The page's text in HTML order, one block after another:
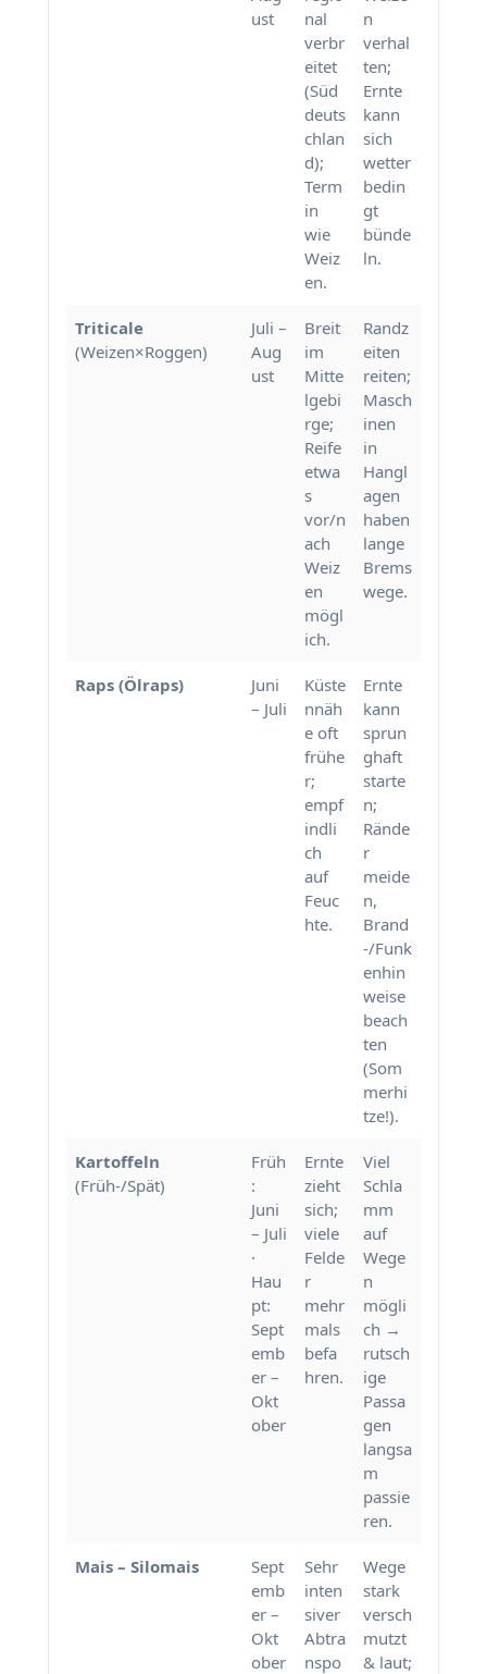
ust
nal
verbr
eitet
(Süd
deuts
chlan
d);
Term
in
wie
Weiz
en.
n
verhal
ten;
Ernte
kann
sich
wetter
bedin
gt
bünde
ln.
Triticale
(Weizen×Roggen)
Juli –
Aug
ust
Breit
im
Mitte
lgebi
rge;
Reife
etwa
s
vor/n
ach
Weiz
en
mögl
ich.
Randz
eiten
reiten;
Masch
inen
in
Hangl
agen
haben
lange
Brems
wege.
Raps (Ölraps)
Juni
– Juli
Küste
nnäh
e oft
frühe
r;
empf
indli
ch
auf
Feuc
hte.
Ernte
kann
sprun
ghaft
starte
n;
Rände
r
meide
n,
Brand
-/Funk
enhin
weise
beach
ten
(Som
merhi
tze!).
Kartoffeln
(Früh-/Spät)
Früh
:
Juni
– Juli
·
Hau
pt:
Sept
emb
er –
Okt
ober
Ernte
zieht
sich;
viele
Felde
r
mehr
mals
befa
hren.
Viel
Schla
mm
auf
Wege
n
mögli
ch →
rutsch
ige
Passa
gen
langsa
m
passie
ren.
Mais – Silomais
Sept
emb
er –
Okt
ober
Sehr
inten
siver
Abtra
nspo
Wege
stark
versch
mutzt
& laut;